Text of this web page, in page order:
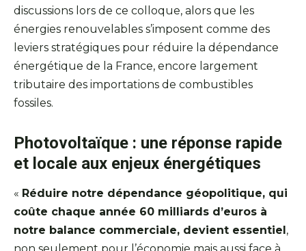
discussions lors de ce colloque, alors que les
énergies renouvelables s’imposent comme des
leviers stratégiques pour réduire la dépendance
énergétique de la France, encore largement
tributaire des importations de combustibles
fossiles.
Photovoltaïque : une réponse rapide
et locale aux enjeux énergétiques
« Réduire notre dépendance géopolitique, qui
coûte chaque année 60 milliards d’euros à
notre balance commerciale, devient essentiel,
non seulement pour l’économie mais aussi face à